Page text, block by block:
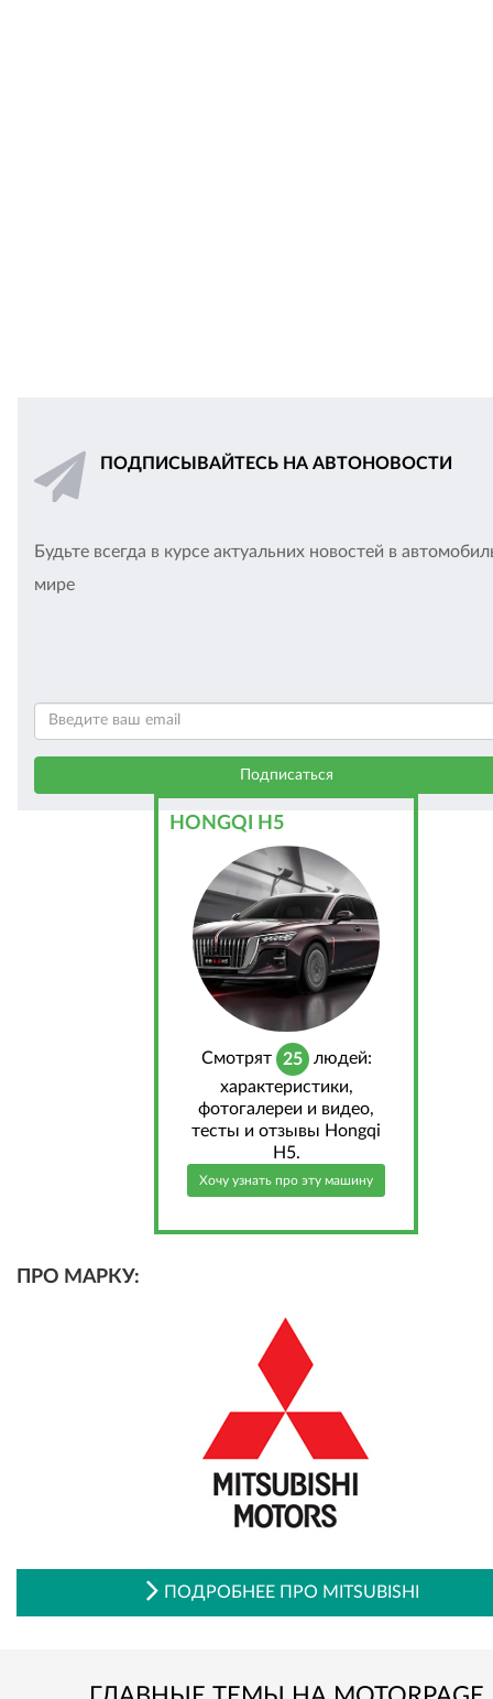
ПОДПИСЫВАЙТЕСЬ НА АВТОНОВОСТИ
Будьте всегда в курсе актуальних новостей в
мире
HONGQI H5
Cмотрят 25 людей:
характеристики,
фотогалереи и видео,
тесты и отзывы Hongqi
H5.
Хочу узнать про эту машину
ПРО МАРКУ:
ПОДРОБНЕЕ ПРО MITSUBISHI